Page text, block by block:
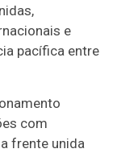
e
pacífica entre
com
frente unida